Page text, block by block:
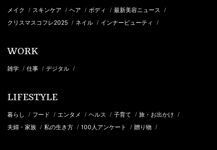
メイク / スキンケア / ヘア / ボディ / 最新美容ニュース /
クリスマスコフレ2025 / ネイル / インナービューティ /
WORK
雑学 / 仕事 / デジタル /
LIFESTYLE
暮らし / フード / エンタメ / ヘルス / 子育て / 旅・お出かけ /
夫婦・家族 / 私の生き方 / 100人アンケート / 贈り物 /